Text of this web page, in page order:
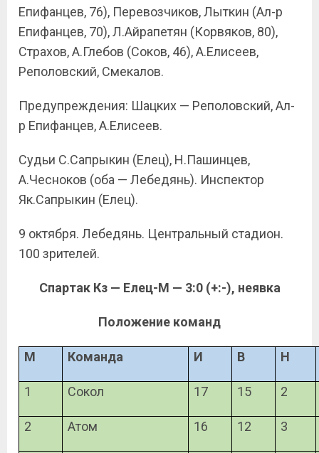
Епифанцев, 76), Перевозчиков, Лыткин (Ал-р
Епифанцев, 70), Л.Айрапетян (Корвяков, 80),
Страхов, А.Глебов (Соков, 46), А.Елисеев,
Реполовский, Смекалов.
Предупреждения: Шацких — Реполовский, Ал-
р Епифанцев, А.Елисеев.
Судьи С.Сапрыкин (Елец), Н.Пашинцев,
А.Чесноков (оба — Лебедянь). Инспектор
Як.Сапрыкин (Елец).
9 октября. Лебедянь. Центральный стадион.
100 зрителей.
Спартак Кз — Елец-М — 3:0 (+:-), неявка
Положение команд
М Команда И В Н
1 Сокол 17 15 2
2 Атом 16 12 3